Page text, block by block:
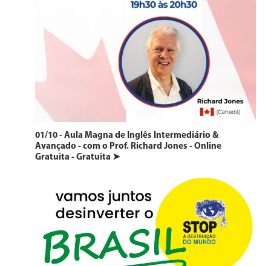
01/10 - Aula Magna de Inglês Intermediário &
Avançado - com o Prof. Richard Jones - Online
Gratuita - Gratuita ➤